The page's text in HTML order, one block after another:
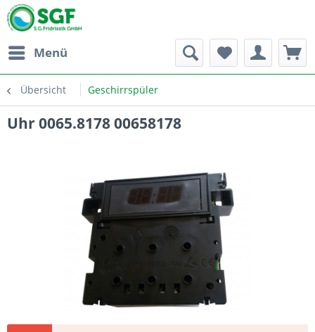
Menü
Übersicht Geschirrspüler
Uhr 0065.8178 00658178